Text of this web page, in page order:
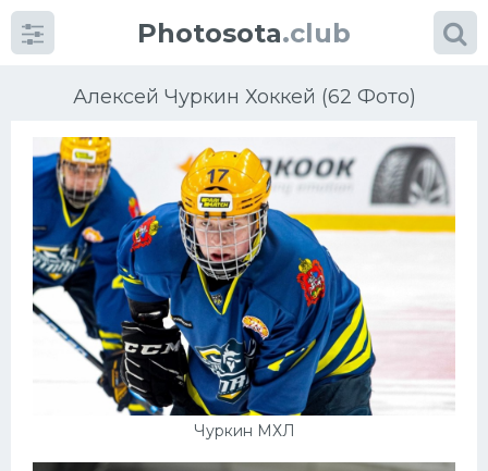
Photosota.club
Алексей Чуркин Хоккей (62 Фото)
Чуркин МХЛ
КатегорииФото
Еще картинки...
Футбол
Баскетбол